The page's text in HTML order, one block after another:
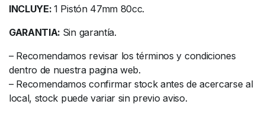
INCLUYE:1 Pistón 47mm 80cc.
GARANTIA: Sin garantía.
– Recomendamos revisar los términos y condiciones
dentro de nuestra pagina web.
– Recomendamos confirmar stock antes de acercarse al
local, stock puede variar sin previo aviso.